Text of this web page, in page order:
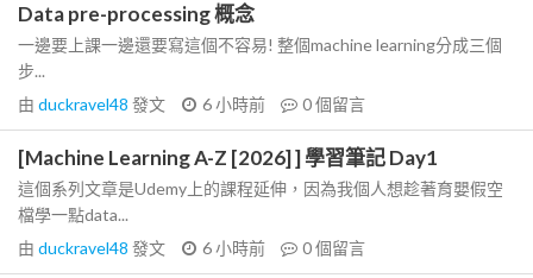
Data pre-processing 概念
一邊要上課一邊還要寫這個不容易! 整個machine learning分成三個
步...
由 duckravel48 發文 6 小時前 0個留言
[Machine Learning A-Z [2026] ] 學習筆記 Day1
這個系列文章是Udemy上的課程延伸，因為我個人想趁著育嬰假空
檔學一點data...
由 duckravel48 發文 6 小時前 0個留言